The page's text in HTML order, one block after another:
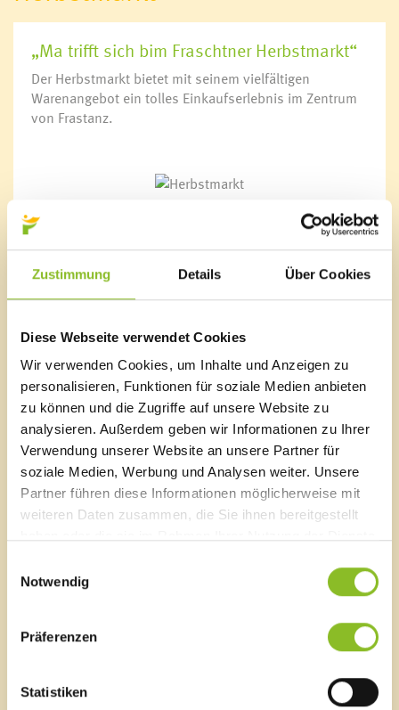
Zustimmung Details Über Cookies
Diese Webseite verwendet Cookies
Wir verwenden Cookies, um Inhalte und Anzeigen zu
personalisieren, Funktionen für soziale Medien anbieten
zu können und die Zugriffe auf unsere Website zu
analysieren. Außerdem geben wir Informationen zu Ihrer
Verwendung unserer Website an unsere Partner für
soziale Medien, Werbung und Analysen weiter. Unsere
Partner führen diese Informationen möglicherweise mit
weiteren Daten zusammen, die Sie ihnen bereitgestellt
Notwendig
Präferenzen
Statistiken
Unterkünfte
Wandern in Frastanz
Naturbad Untere Au
Schwimmbad Felsenau
„Ma trifft sich bim Fraschtner Herbstmarkt“
Der Herbstmarkt bietet mit seinem vielfältigen
Warenangebot ein tolles Einkaufserlebnis im Zentrum
von Frastanz.
Der Herbstmarkt in Frastanz ist ein Treffpunkt für die
Menschen aus der gesamten Region und bietet:
über 60 Marktstände
regionale Produkten und Geschenkideen
ein attraktives Rahmenprogramm
Bauernmarkt
Scherenschleifer
Gastronomie mit regionalen Schmankerln
Anmeldung
Der Herbstmarkt findet jährlich am zweiten Sonntag im
November bei der Energiefabrik an der Samina statt.
Das Herbstmarkt-Team ist unter der E-Mail-Adresse
herbstmarkt-frastanz
Obmann